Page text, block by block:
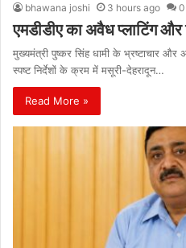
bhawana joshi 3 hours ago 0
एमडीडीए का अवैध प्लाटिंग और
मुख्यमंत्री पुष्कर सिंह धामी के भ्रष्टाचार और
स्पष्ट निर्देशों के क्रम में मसूरी-देहरादून…
Read More »